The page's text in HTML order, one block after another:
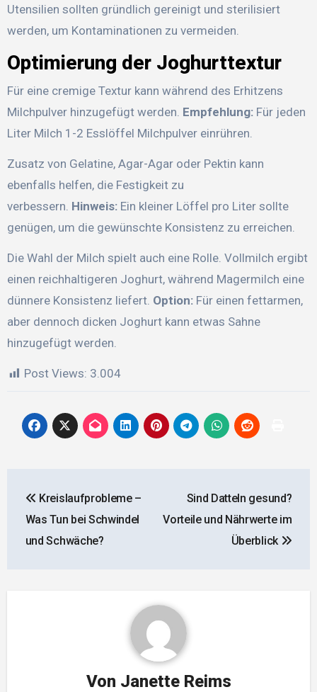
Utensilien sollten gründlich gereinigt und sterilisiert
werden, um Kontaminationen zu vermeiden.
Optimierung der Joghurttextur
Für eine cremige Textur kann während des Erhitzens
Milchpulver hinzugefügt werden. Empfehlung:Für jeden
Liter Milch 1-2 Esslöffel Milchpulver einrühren.
Zusatz von Gelatine, Agar-Agar oder Pektin kann
ebenfalls helfen, die Festigkeit zu
verbessern. Hinweis:Ein kleiner Löffel pro Liter sollte
genügen, um die gewünschte Konsistenz zu erreichen.
Die Wahl der Milch spielt auch eine Rolle. Vollmilch ergibt
einen reichhaltigeren Joghurt, während Magermilch eine
dünnere Konsistenz liefert. Option:Für einen fettarmen,
aber dennoch dicken Joghurt kann etwas Sahne
hinzugefügt werden.
Post Views: 3.004
Kreislaufprobleme –
Was Tun bei Schwindel
und Schwäche?
Sind Datteln gesund?
Vorteile und Nährwerte im
Überblick
Von Janette Reims